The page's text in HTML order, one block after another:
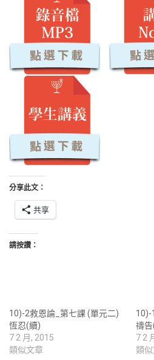
分享此文：
共享
請按讚：
10)-2救恩論_第七課 (單元二)
恆忍(續)
7 2 月, 2015
類似文章
10)-
禱
7 2
類